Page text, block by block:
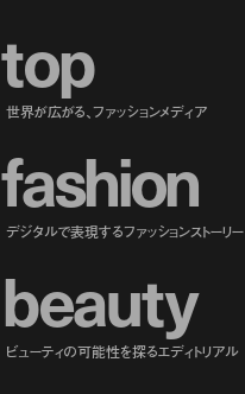
top
世界が広がる、ファッションメディア
fashion
デジタルで表現するファッションストーリー
beauty
ビューティの可能性を探るエディトリアル